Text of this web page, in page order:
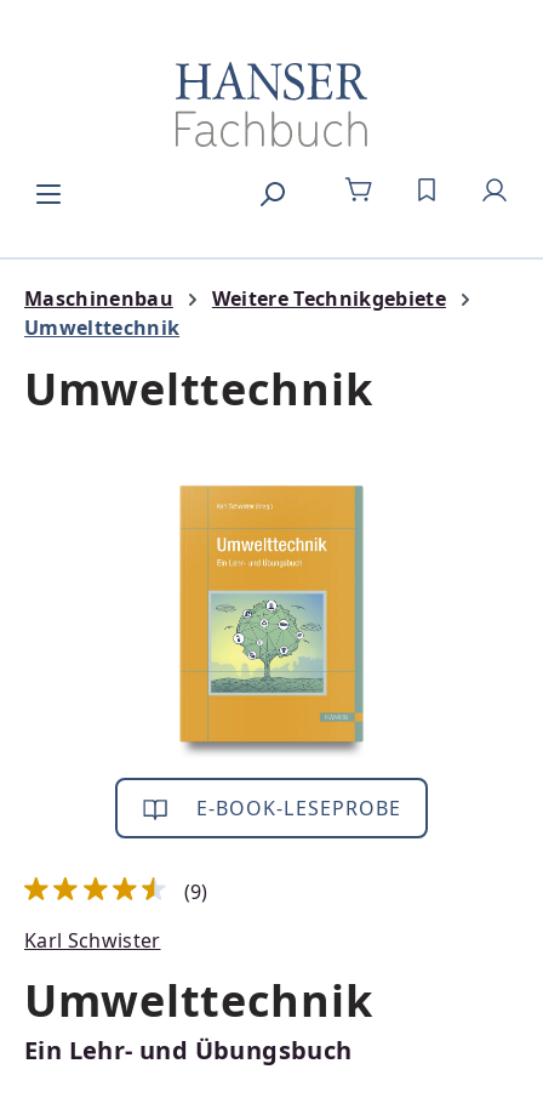
DU HAST 0
Maschinenbau
Weitere Technikgebiete
Umwelttechnik
Umwelttechnik
Bildergalerie überspringen
E-BOOK-LESEPROBE
(9)
Karl Schwister
Umwelttechnik
Ein Lehr- und Übungsbuch